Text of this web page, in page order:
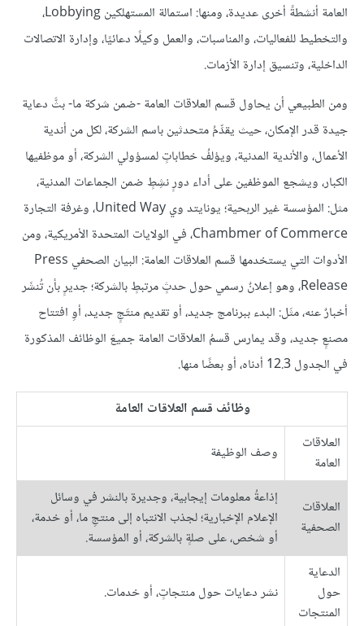
العامة أنشطةً أخرى عديدة، ومنها: استمالة المستهلكين Lobbying،
والتخطيط للفعاليات، والمناسبات، والعمل وكيلًا دعائيًا، وإدارة الاتصالات
الداخلية، وتنسيق إدارة الأزمات.
ومن الطبيعي أن يحاول قسم العلاقات العامة -ضمن شركة ما- بثَّ دعاية
جيدة قدر الإمكان، حيث يقدِّمُ متحدثين باسم الشركة، لكل من أندية
الأعمال، والأندية المدنية، ويؤلفُ خطاباتٍ لمسؤولي الشركة، أو موظفيها
الكبار، ويشجع الموظفين على أداء دورٍ نشِطٍ ضمن الجماعات المدنية،
مثل: المؤسسة غير الربحية؛ يونايتد وي United Way، وغرفة التجارة
Chambmer of Commerce، في الولايات المتحدة الأمريكية، ومن
الأدوات التي يستخدمها قسم العلاقات العامة: البيان الصحفي Press
Release، وهو إعلانٌ رسمي حول حدثٍ مرتبطٍ بالشركة؛ جديرٍ بأن تُنشَر
أخبارٌ عنه، مثَل: البدء ببرنامج جديد، أو تقديم منتَجٍ جديد، أوِ افتتاح
مصنعٍ جديد، وقد يمارس قسمُ العلاقات العامة جميعَ الوظائف المذكورة
في الجدول 12.3 أدناه، أو بعضًا منها.
وظائف قسم العلاقات العامة
العلاقات
العامة
وصف الوظيفة
العلاقات
الصحفية
إذاعةُ معلومات إيجابية، وجديرة بالنشر في وسائل
الإعلام الإخبارية؛ لجذب الانتباه إلى منتجِ ما، أو خدمة،
أو شخص، على صلةٍ بالشركة، أو المؤسسة.
الدعاية
حول
المنتجات
نشر دعايات حول منتجاتٍ، أو خدمات.